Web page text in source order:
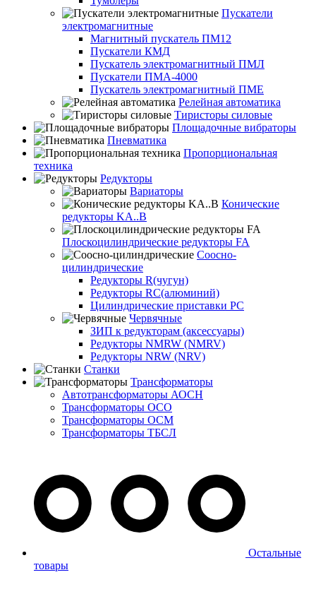
Пускатели
электромагнитные
Магнитный пускатель ПМ12
Пускатели КМД
Пускатель электромагнитный ПМЛ
Пускатели ПМА-4000
Пускатель электромагнитный ПМЕ
Релейная автоматика
Тиристоры силовые
Площадочные вибраторы
Пневматика
Пропорциональная
техника
Редукторы
Вариаторы
Конические
редукторы KA..B
Плоскоцилиндрические редукторы FA
Соосно-
цилиндрические
Редукторы R(чугун)
Редукторы RC(алюминий)
Цилиндрические приставки PC
Червячные
ЗИП к редукторам (аксессуары)
Редукторы NMRW (NMRV)
Редукторы NRW (NRV)
Станки
Трансформаторы
Автотрансформаторы АОСН
Трансформаторы ОСО
Трансформаторы ОСМ
Трансформаторы ТБСЛ
Остальные
товары